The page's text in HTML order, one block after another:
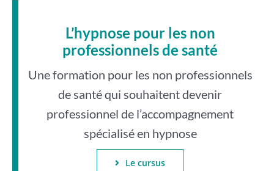
L’hypnose pour les non
professionnels de santé
Une formation pour les non professionnels
de santé qui souhaitent devenir
professionnel de l’accompagnement
spécialisé en hypnose
Le cursus